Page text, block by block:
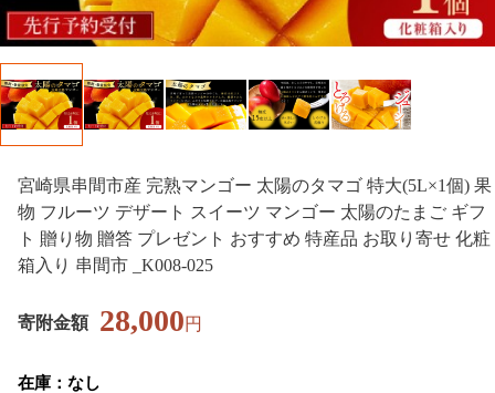
宮崎県串間市産 完熟マンゴー 太陽のタマゴ 特大(5L×1個) 果
物 フルーツ デザート スイーツ マンゴー 太陽のたまご ギフ
ト 贈り物 贈答 プレゼント おすすめ 特産品 お取り寄せ 化粧
箱入り 串間市 _K008-025
寄附金額 28,000円
在庫：なし